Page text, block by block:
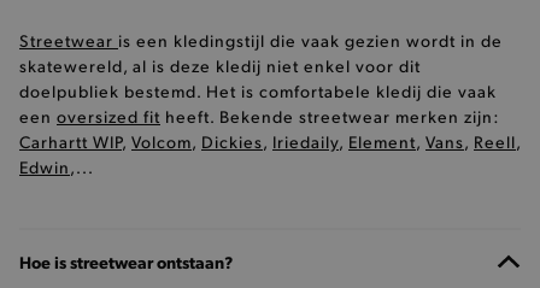
Streetwear is een kledingstijl die vaak gezien wordt in de
skatewereld, al is deze kledij niet enkel voor dit
doelpubliek bestemd. Het is comfortabele kledij die vaak
een oversized fit heeft. Bekende streetwear merken zijn:
Carhartt WIP, Volcom, Dickies, Iriedaily, Element, Vans, Reell,
Edwin ,...
Hoe is streetwear ontstaan?